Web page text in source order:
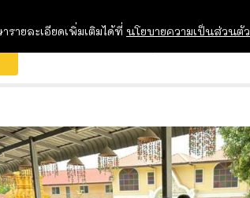
ายละเอียดเพิ่มเติมได้ที่ นโยบายความเป็นส่วนตัว